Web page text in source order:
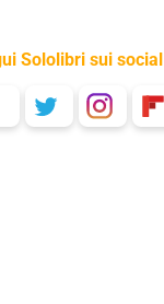
Sololibri sui social